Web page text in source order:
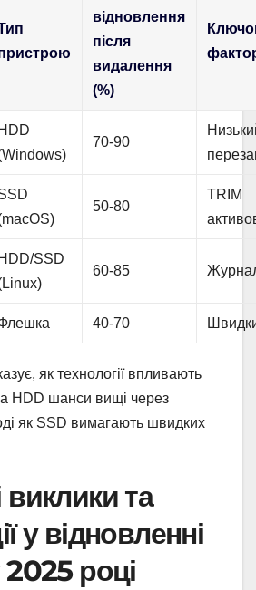
відновлення
після
видалення
(%)
HDD
70-90
50-80
TRIM
HDD/SSD
60-85
40-70
як технології впливають
HDD шанси вищі через
як SSD вимагають швидких
виклики та
у відновленні
році